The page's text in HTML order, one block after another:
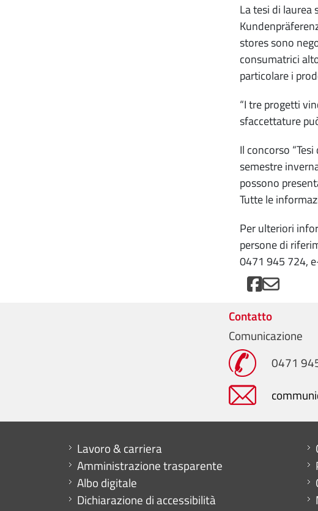
La tesi di laurea
stores sono
consumatrici
particolare i
“I tre progetti
sfaccettature
Il concorso
semestre
possono
Tutte le
Per ulteriori
persone di
0471 945 724,
Contatto
Comunicazione
0471
Mini menu di servizio
Lavoro & carriera
Amministrazione trasparente
Albo digitale
Dichiarazione di accessibilità